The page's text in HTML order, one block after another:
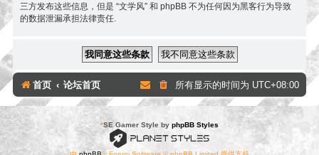
三方发布这些信息，但是 “文学风” 和 phpBB 不为任何因为黑客行为导致
的数据泄漏承担法律责任.
首页 论坛首页 所有显示的时间为 UTC+08:00
*SE Gamer Style by phpBB Styles